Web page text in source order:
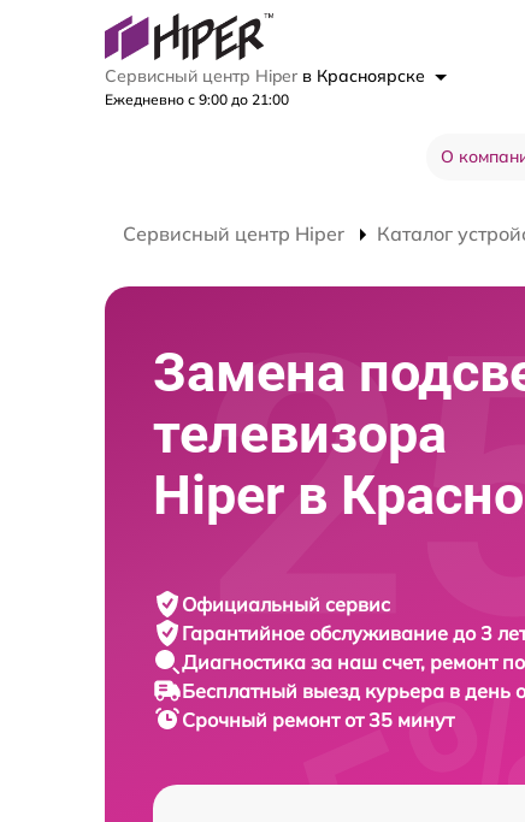
Сервисный центр Hiper в Красноярске
Ежедневно с 9:00 до 21:00
О
Сервисный центр Hiper Каталог
Замена
телевизора
Hiper в
Официальный сервис
Гарантийное обслуживание до 3
Диагностика за наш счет, ремонт
Бесплатный выезд курьера в день
Срочный ремонтот 35 минут